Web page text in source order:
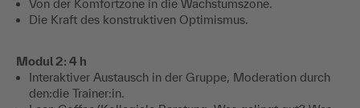
Von der Komfortzone in die Wachstumszone.
Die Kraft des konstruktiven Optimismus.
Modul 2: 4 h
Interaktiver Austausch in der Gruppe, Moderation durch
den:die Trainer:in.